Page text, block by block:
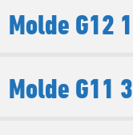
Molde G12 1
Molde G11 3